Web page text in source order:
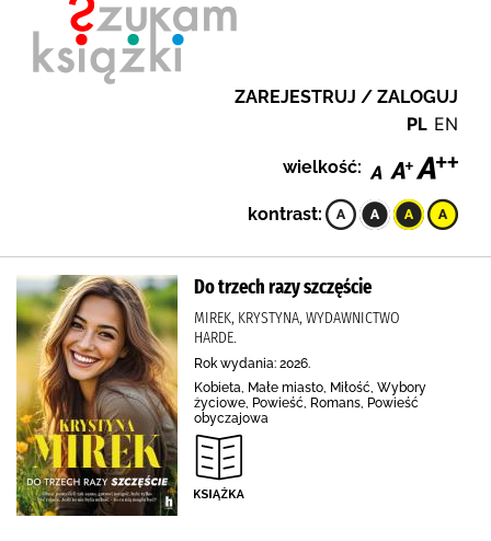
ZAREJESTRUJ / ZALOGUJ
PL EN
wielkość:
kontrast:
Do trzech razy szczęście
MIREK, KRYSTYNA, WYDAWNICTWO
HARDE.
Rok wydania: 2026.
Kobieta, Małe miasto, Miłość, Wybory
życiowe, Powieść, Romans, Powieść
obyczajowa